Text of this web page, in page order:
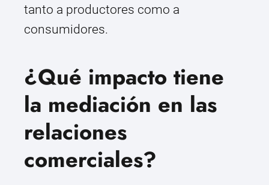
tanto a productores como a
consumidores.
¿Qué impacto tiene
la mediación en las
relaciones
comerciales?